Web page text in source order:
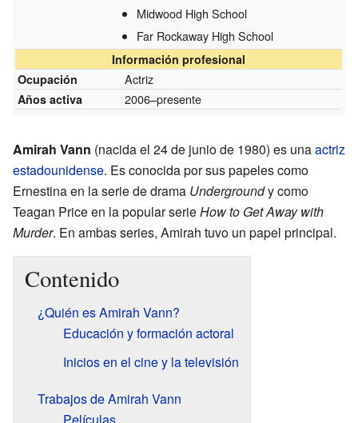
Midwood High School
Far Rockaway High School
Información profesional
Ocupación
Actriz
Años activa 2006–presente
Amirah Vann (nacida el 24 de junio de 1980) es unaactriz
estadounidense. Es conocida por sus papeles como
Ernestina en la serie de drama Undergroundy como
Teagan Price en la popular serieHow to Get Away with
Murder. En ambas series, Amirah tuvo un papel principal.
Contenido
¿Quién es Amirah Vann?
Educación y formación actoral
Inicios en el cine y la televisión
Trabajos de Amirah Vann
Películas